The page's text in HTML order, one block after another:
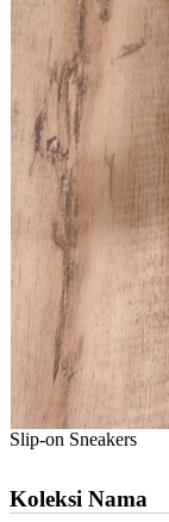
Slip-on Sneakers
Koleksi Nama